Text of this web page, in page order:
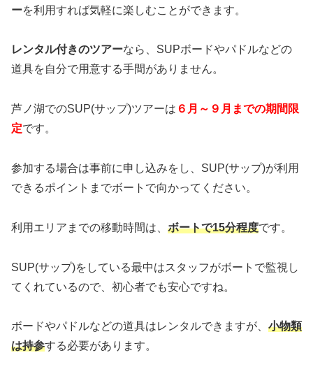
ーを利用すれば気軽に楽しむことができます。
レンタル付きのツアーなら、SUPボードやパドルなどの
道具を自分で用意する手間がありません。
芦ノ湖でのSUP(サップ)ツアーは ６月～９月 までの期間限
定です。
参加する場合は事前に申し込みをし、SUP(サップ)が利用
できるポイントまでボートで向かってください。
利用エリアまでの移動時間は、 ボートで15分程度です。
SUP(サップ)をしている最中はスタッフがボートで監視し
てくれているので、初心者でも安心ですね。
ボードやパドルなどの道具はレンタルできますが、 小物類
は持参する必要があります。